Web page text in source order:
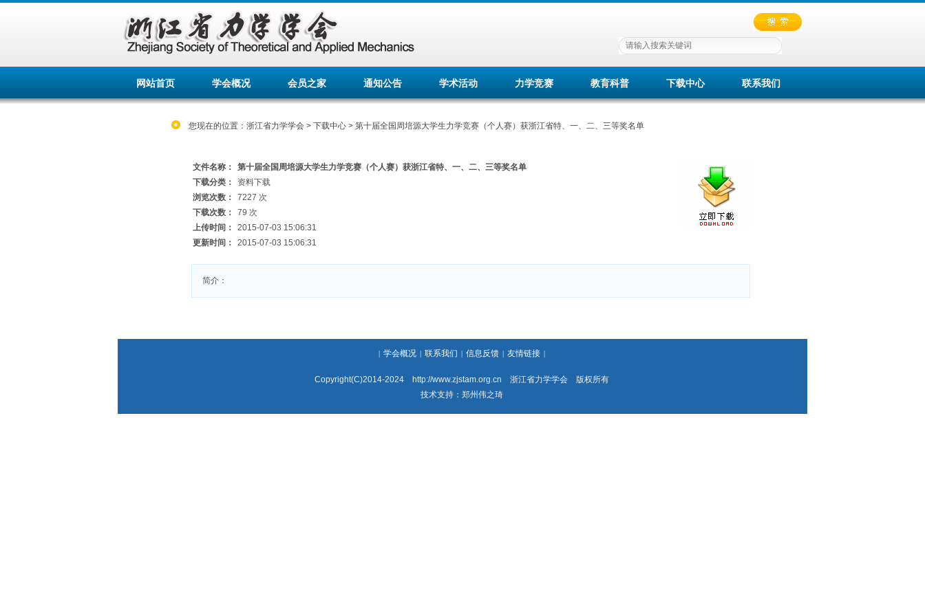
网站首页 学会概况 会员之家 通知公告 学术活动 力学竞赛 教育科普 下载中心 联系我们
您现在的位置： 浙江省力学学会 > 下载中心 > 第十届全国周培源大学生力学竞赛（个人赛）获浙江省特、一、二、三等奖名单
文件名称：
第十届全国周培源大学生力学竞赛（个人赛）获浙江省特、一、二、三等奖名单
下载分类：
资料下载
浏览次数：
7227 次
下载次数：
79 次
上传时间：
2015-07-03 15:06:31
更新时间：
2015-07-03 15:06:31
简介：
| 学会概况 | 联系我们 | 信息反馈 | 友情链接 |
Copyright(C)2014-2024 http://www.zjstam.org.cn 浙江省力学学会 版权所有
技术支持： 郑州伟之琦